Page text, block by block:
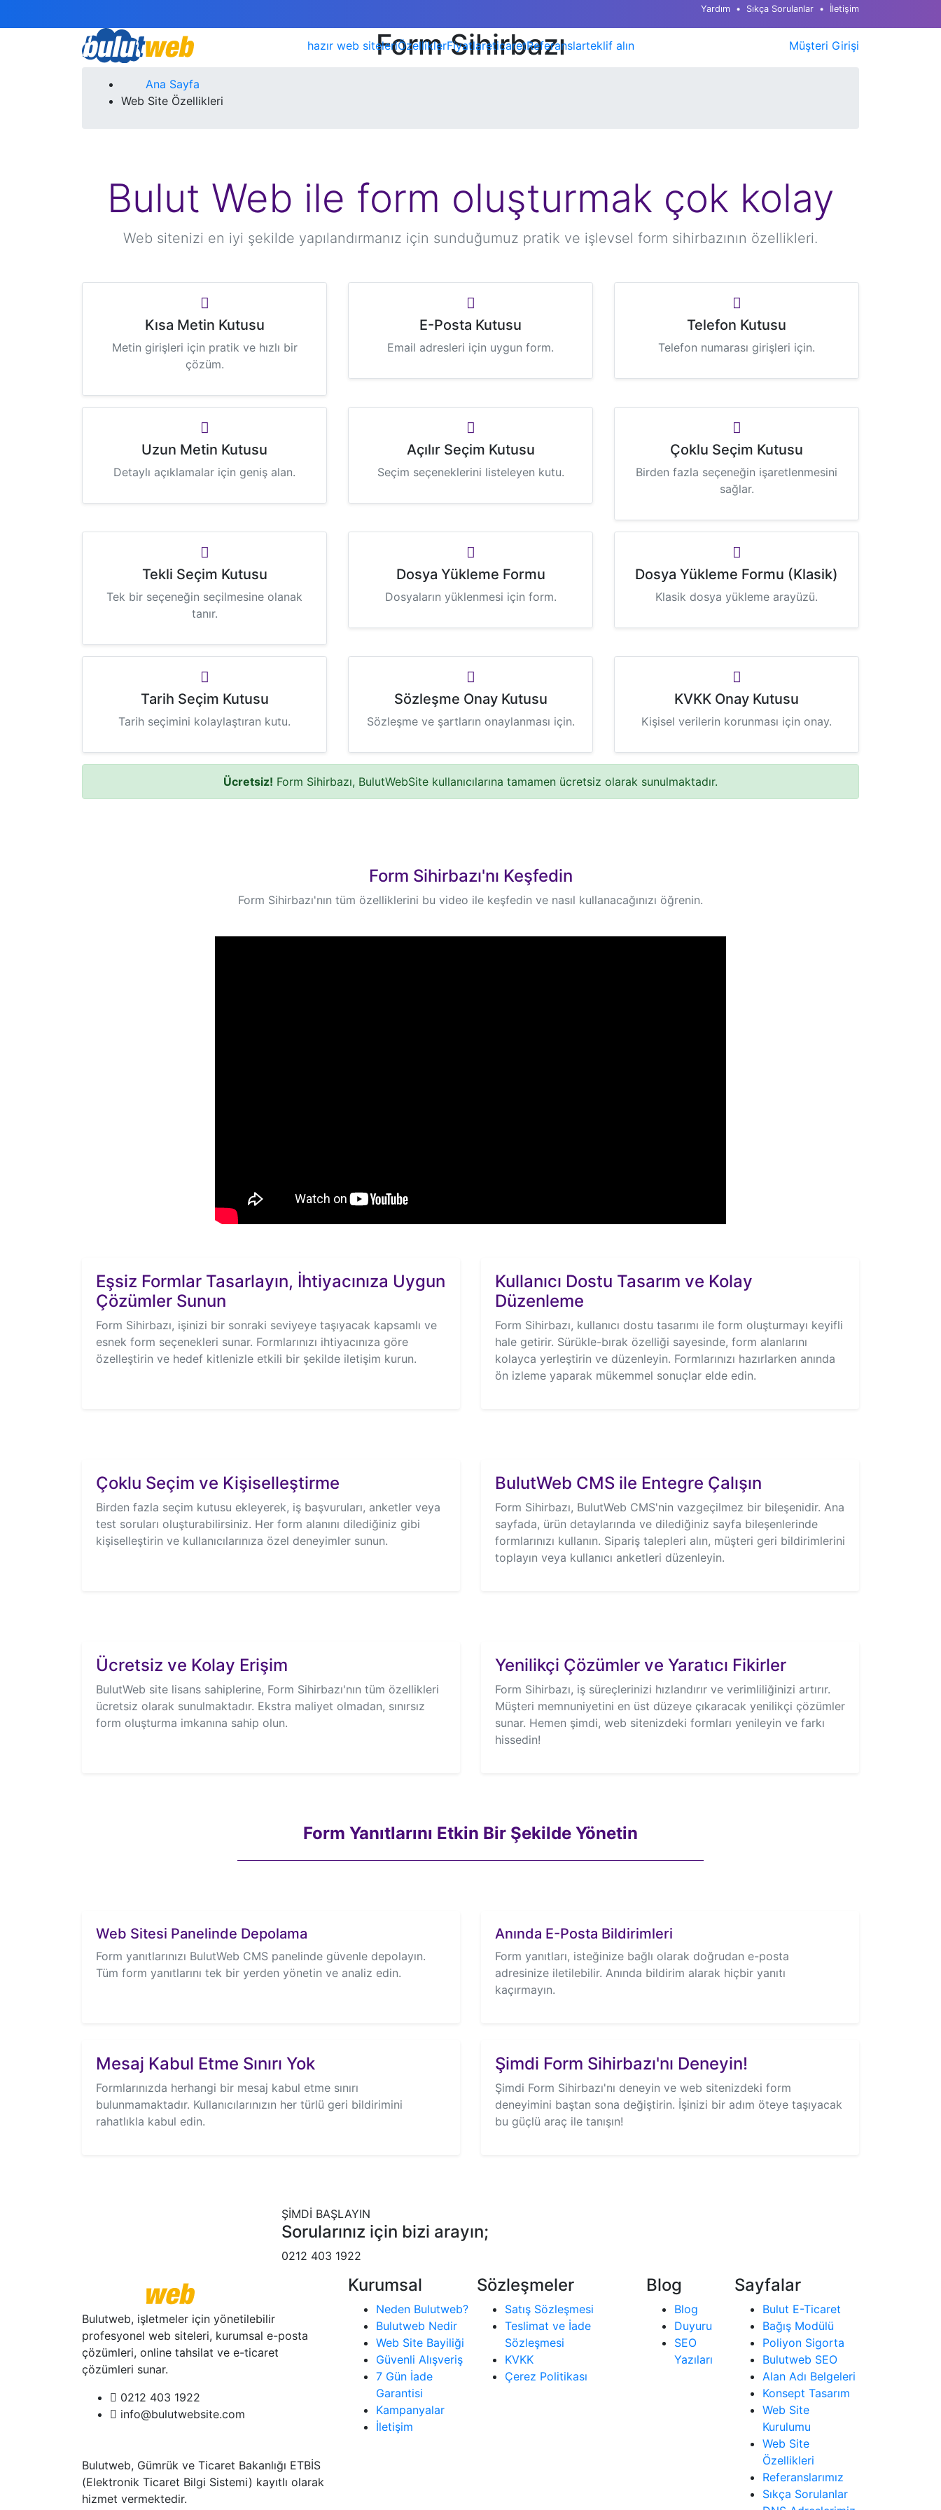
Yardım Sıkça Sorulanlar İletişim
hazır web siteleriÖzelliklerFiyatlareticaretReferanslarteklif alın Müşteri Girişi
Form Sihirbazı
Ana Sayfa
Web Site Özellikleri
Bulut Web ile form oluşturmak çok kolay
Web sitenizi en iyi şekilde yapılandırmanız için sunduğumuz pratik ve işlevsel form sihirbazının özellikleri.
Kısa Metin Kutusu
Metin girişleri için pratik ve hızlı bir
çözüm.
E-Posta Kutusu
Email adresleri için uygun form.
Telefon Kutusu
Telefon numarası girişleri için.
Uzun Metin Kutusu
Detaylı açıklamalar için geniş alan.
Açılır Seçim Kutusu
Seçim seçeneklerini listeleyen kutu.
Çoklu Seçim Kutusu
Birden fazla seçeneğin işaretlenmesini
sağlar.
Tekli Seçim Kutusu
Tek bir seçeneğin seçilmesine olanak
tanır.
Dosya Yükleme Formu
Dosyaların yüklenmesi için form.
Dosya Yükleme Formu (Klasik)
Klasik dosya yükleme arayüzü.
Tarih Seçim Kutusu
Tarih seçimini kolaylaştıran kutu.
Sözleşme Onay Kutusu
Sözleşme ve şartların onaylanması için.
KVKK Onay Kutusu
Kişisel verilerin korunması için onay.
Ücretsiz! Form Sihirbazı, BulutWebSite kullanıcılarına tamamen ücretsiz olarak sunulmaktadır.
Form Sihirbazı'nı Keşfedin
Form Sihirbazı'nın tüm özelliklerini bu video ile keşfedin ve nasıl kullanacağınızı öğrenin.
Eşsiz Formlar Tasarlayın, İhtiyacınıza Uygun
Çözümler Sunun
Form Sihirbazı, işinizi bir sonraki seviyeye taşıyacak kapsamlı ve
esnek form seçenekleri sunar. Formlarınızı ihtiyacınıza göre
özelleştirin ve hedef kitlenizle etkili bir şekilde iletişim kurun.
Kullanıcı Dostu Tasarım ve Kolay
Düzenleme
Form Sihirbazı, kullanıcı dostu tasarımı ile form oluşturmayı keyifli
hale getirir. Sürükle-bırak özelliği sayesinde, form alanlarını
kolayca yerleştirin ve düzenleyin. Formlarınızı hazırlarken anında
ön izleme yaparak mükemmel sonuçlar elde edin.
Çoklu Seçim ve Kişiselleştirme
Birden fazla seçim kutusu ekleyerek, iş başvuruları, anketler veya
test soruları oluşturabilirsiniz. Her form alanını dilediğiniz gibi
kişiselleştirin ve kullanıcılarınıza özel deneyimler sunun.
BulutWeb CMS ile Entegre Çalışın
Form Sihirbazı, BulutWeb CMS'nin vazgeçilmez bir bileşenidir. Ana
sayfada, ürün detaylarında ve dilediğiniz sayfa bileşenlerinde
formlarınızı kullanın. Sipariş talepleri alın, müşteri geri bildirimlerini
toplayın veya kullanıcı anketleri düzenleyin.
Ücretsiz ve Kolay Erişim
BulutWeb site lisans sahiplerine, Form Sihirbazı'nın tüm özellikleri
ücretsiz olarak sunulmaktadır. Ekstra maliyet olmadan, sınırsız
form oluşturma imkanına sahip olun.
Yenilikçi Çözümler ve Yaratıcı Fikirler
Form Sihirbazı, iş süreçlerinizi hızlandırır ve verimliliğinizi artırır.
Müşteri memnuniyetini en üst düzeye çıkaracak yenilikçi çözümler
sunar. Hemen şimdi, web sitenizdeki formları yenileyin ve farkı
hissedin!
Form Yanıtlarını Etkin Bir Şekilde Yönetin
Web Sitesi Panelinde Depolama
Form yanıtlarınızı BulutWeb CMS panelinde güvenle depolayın.
Tüm form yanıtlarını tek bir yerden yönetin ve analiz edin.
Anında E-Posta Bildirimleri
Form yanıtları, isteğinize bağlı olarak doğrudan e-posta
adresinize iletilebilir. Anında bildirim alarak hiçbir yanıtı
kaçırmayın.
Mesaj Kabul Etme Sınırı Yok
Formlarınızda herhangi bir mesaj kabul etme sınırı
bulunmamaktadır. Kullanıcılarınızın her türlü geri bildirimini
rahatlıkla kabul edin.
Şimdi Form Sihirbazı'nı Deneyin!
Şimdi Form Sihirbazı'nı deneyin ve web sitenizdeki form
deneyimini baştan sona değiştirin. İşinizi bir adım öteye taşıyacak
bu güçlü araç ile tanışın!
ŞİMDİ BAŞLAYIN
Sorularınız için bizi arayın;
0212 403 1922
Bulutweb, işletmeler için yönetilebilir
profesyonel web siteleri, kurumsal e-posta
çözümleri, online tahsilat ve e-ticaret
çözümleri sunar.
0212 403 1922
info@bulutwebsite.com
Bulutweb, Gümrük ve Ticaret Bakanlığı ETBİS
(Elektronik Ticaret Bilgi Sistemi) kayıtlı olarak
hizmet vermektedir.
Kurumsal
Neden Bulutweb?
Bulutweb Nedir
Web Site Bayiliği
Güvenli Alışveriş
7 Gün İade
Garantisi
Kampanyalar
İletişim
Sözleşmeler
Satış Sözleşmesi
Teslimat ve İade
Sözleşmesi
KVKK
Çerez Politikası
Blog
Blog
Duyuru
SEO
Yazıları
Sayfalar
Bulut E-Ticaret
Bağış Modülü
Poliyon Sigorta
Bulutweb SEO
Alan Adı Belgeleri
Konsept Tasarım
Web Site
Kurulumu
Web Site
Özellikleri
Referanslarımız
Sıkça Sorulanlar